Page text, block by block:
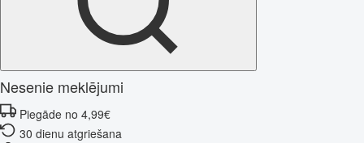
Nesenie meklējumi
Piegāde no 4,99€
30 dienu atgriešana